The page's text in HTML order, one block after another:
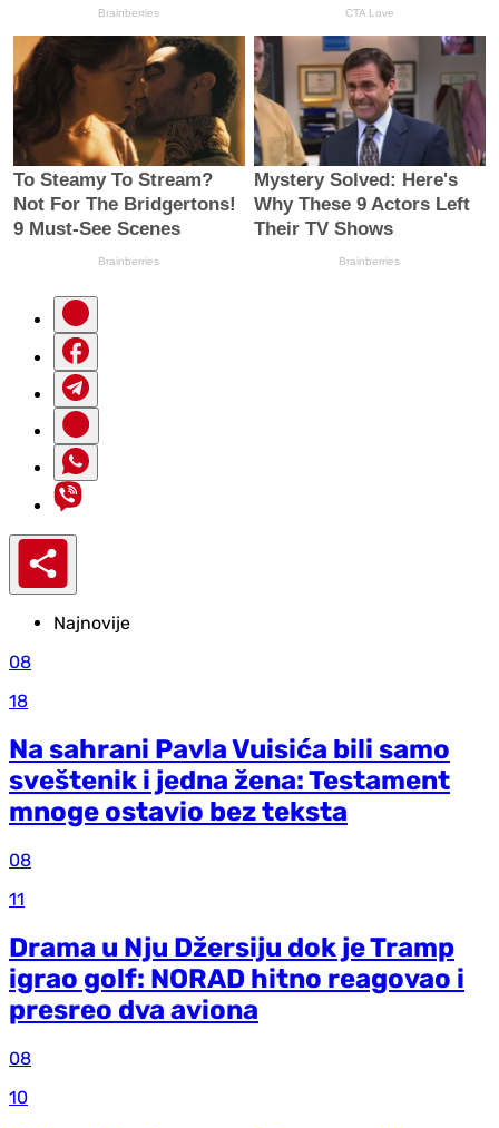
Najnovije
08
18
Na sahrani Pavla Vuisića bili samo
sveštenik i jedna žena: Testament
mnoge ostavio bez teksta
08
11
Drama u Nju Džersiju dok je Tramp
igrao golf: NORAD hitno reagovao i
presreo dva aviona
08
10